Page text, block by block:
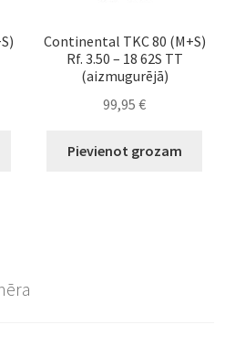
Continental TKC 80 (M+S)
Rf. 3.50 – 18 62S TT
(aizmugurējā)
99,95€
Pievienot grozam